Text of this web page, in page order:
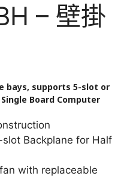
– 壁掛
bays, supports 5-slot or
Board Computer
Backplane for Half
with replaceable